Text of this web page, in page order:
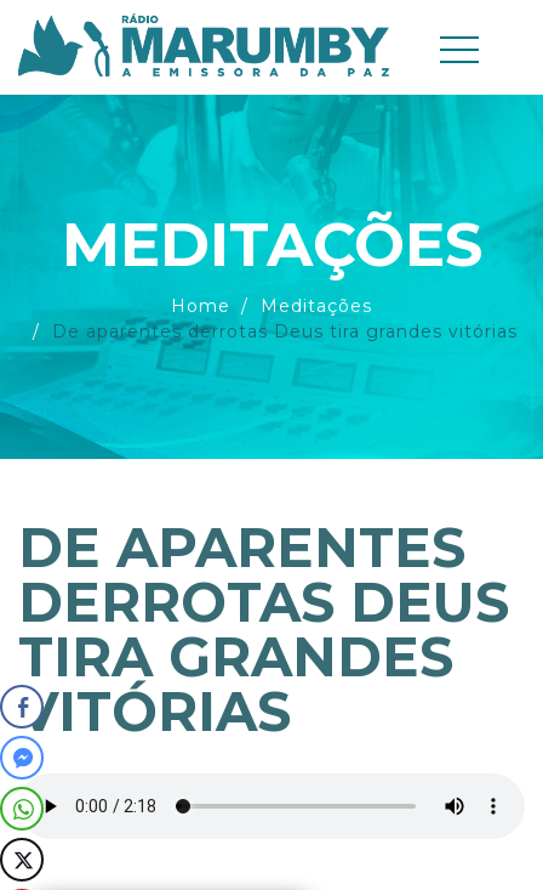
MEDITAÇÕES
Home
Meditações
De aparentes derrotas Deus tira grandes vitórias
DE APARENTES
DERROTAS DEUS
TIRA GRANDES
VITÓRIAS